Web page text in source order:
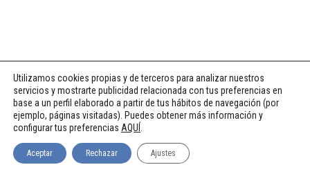
Utilizamos cookies propias y de terceros para analizar nuestros
servicios y mostrarte publicidad relacionada con tus preferencias en
base a un perfil elaborado a partir de tus hábitos de navegación (por
ejemplo, páginas visitadas). Puedes obtener más información y
configurar tus preferencias AQUÍ
Aceptar Rechazar Ajustes